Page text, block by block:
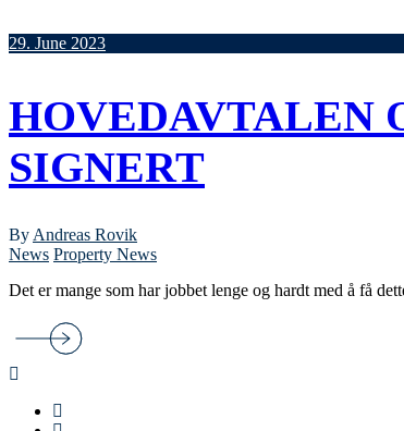
29. June 2023
HOVEDAVTALEN
SIGNERT
By Andreas Rovik
News Property News
Det er mange som har jobbet lenge og hardt med å få